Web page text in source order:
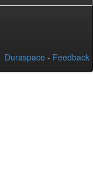
Duraspace - Feedback